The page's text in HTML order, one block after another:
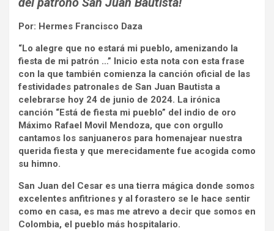
Por: Hermes Francisco Daza
“Lo alegre que no estará mi pueblo, amenizando la
fiesta de mi patrón …” Inicio esta nota con esta frase
con la que también comienza la canción oficial de las
festividades patronales de San Juan Bautista a
celebrarse hoy 24 de junio de 2024. La irónica
canción “Está de fiesta mi pueblo” del indio de oro
Máximo Rafael Movil Mendoza, que con orgullo
cantamos los sanjuaneros para homenajear nuestra
querida fiesta y que merecidamente fue acogida como
su himno.
San Juan del Cesar es una tierra mágica donde somos
excelentes anfitriones y al forastero se le hace sentir
como en casa, es mas me atrevo a decir que somos en
Colombia, el pueblo más hospitalario.